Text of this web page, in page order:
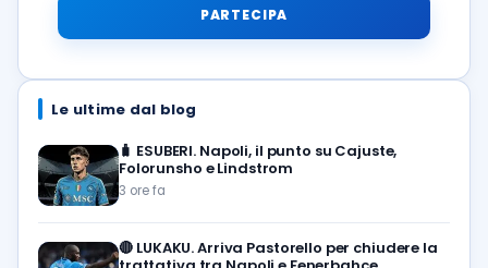
PARTECIPA
Le ultime dal blog
🧳 ESUBERI. Napoli, il punto su Cajuste,
Folorunsho e Lindstrom
3 ore fa
🔴 LUKAKU. Arriva Pastorello per chiudere la